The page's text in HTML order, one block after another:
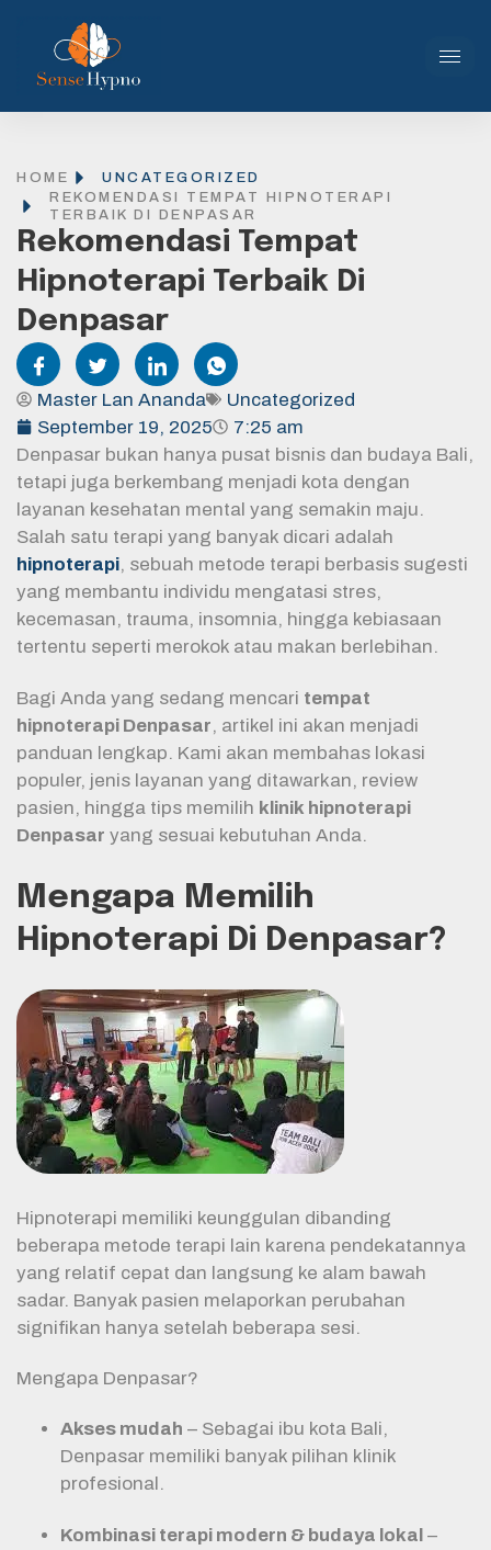
HOME
UNCATEGORIZED
REKOMENDASI TEMPAT HIPNOTERAPI
TERBAIK DI DENPASAR
Rekomendasi Tempat
Hipnoterapi Terbaik Di
Denpasar
Master Lan Ananda
Uncategorized
September 19, 2025
7:25 am
Denpasar bukan hanya pusat bisnis dan budaya Bali,
tetapi juga berkembang menjadi kota dengan
layanan kesehatan mental yang semakin maju.
Salah satu terapi yang banyak dicari adalah
hipnoterapi, sebuah metode terapi berbasis sugesti
yang membantu individu mengatasi stres,
kecemasan, trauma, insomnia, hingga kebiasaan
tertentu seperti merokok atau makan berlebihan.
Bagi Anda yang sedang mencari tempat
hipnoterapi Denpasar, artikel ini akan menjadi
panduan lengkap. Kami akan membahas lokasi
populer, jenis layanan yang ditawarkan, review
pasien, hingga tips memilih klinik hipnoterapi
Denpasar yang sesuai kebutuhan Anda.
Mengapa Memilih
Hipnoterapi Di Denpasar?
Hipnoterapi memiliki keunggulan dibanding
beberapa metode terapi lain karena pendekatannya
yang relatif cepat dan langsung ke alam bawah
sadar. Banyak pasien melaporkan perubahan
signifikan hanya setelah beberapa sesi.
Mengapa Denpasar?
Akses mudah – Sebagai ibu kota Bali,
Denpasar memiliki banyak pilihan klinik
profesional.
Kombinasi terapi modern & budaya lokal –